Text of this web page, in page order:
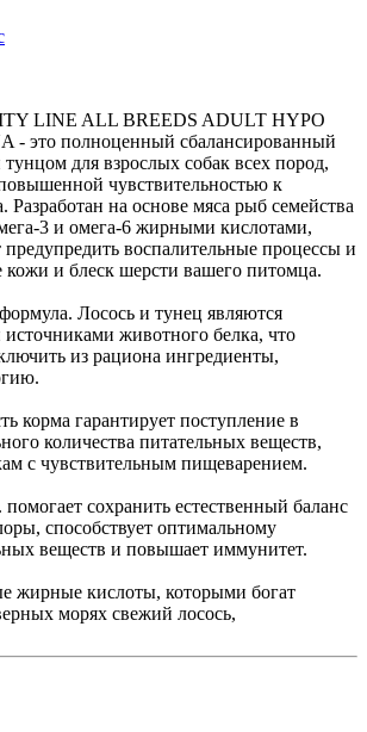
LINE ALL BREEDS ADULT HYPO
- это полноценный сбалансированный
для взрослых собак всех пород,
чувствительностью к
Разработан на основе мяса рыб семейства
3 и омега-6 жирными кислотами,
воспалительные процессы и
кожи и блеск шерсти вашего питомца.
Лосось и тунец являются
животного белка, что
из рациона ингредиенты,
корма гарантирует поступление в
количества питательных веществ,
с чувствительным пищеварением.
сохранить естественный баланс
способствует оптимальному
веществ и повышает иммунитет.
жирные кислоты, которыми богат
морях свежий лосось,